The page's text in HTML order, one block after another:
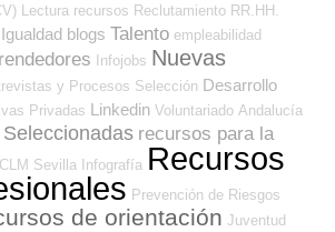
Lectura recursos Reclutamiento RR.HH.
Igualdad blogs Talento empleabilidad
Infojobs Nuevas
y Procesos Selección Desarrollo
Privadas Linkedin Voluntariado Andalucía
recursos para la
Sevilla Infografía Recursos
Prevención de Riesgos
de orientación Juventud